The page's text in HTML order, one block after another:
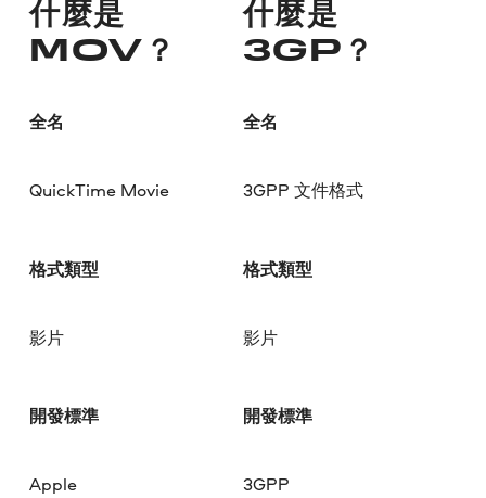
什麼是
MOV？
全名
QuickTime Movie
格式類型
影片
開發標準
Apple
什麼是
3GP？
全名
3GPP 文件格式
格式類型
影片
開發標準
3GPP